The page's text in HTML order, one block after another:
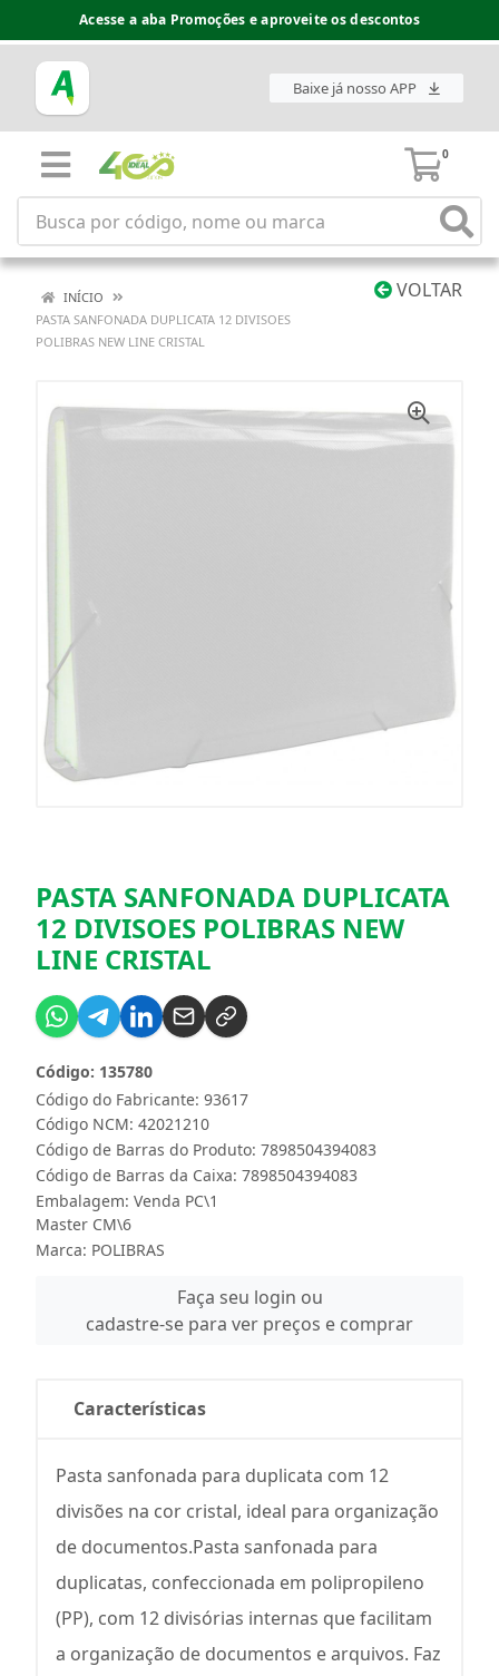
Acesse a aba Promoções e aproveite os descontos
Baixe já nosso APP
0
VOLTAR
INÍCIO
PASTA SANFONADA DUPLICATA 12 DIVISOES
POLIBRAS NEW LINE CRISTAL
PASTA SANFONADA DUPLICATA
12 DIVISOES POLIBRAS NEW
LINE CRISTAL
Código do Fabricante: 93617
Código: 135780
Código NCM: 42021210
Código de Barras do Produto: 7898504394083
Código de Barras da Caixa: 7898504394083
Embalagem: Venda PC\1
Master CM\6
Marca: POLIBRAS
Faça seu login ou
cadastre-se para ver preços e comprar
Características
Pasta sanfonada para duplicata com 12
divisões na cor cristal, ideal para organização
de documentos.Pasta sanfonada para
duplicatas, confeccionada em polipropileno
(PP), com 12 divisórias internas que facilitam
a organização de documentos e arquivos. Faz